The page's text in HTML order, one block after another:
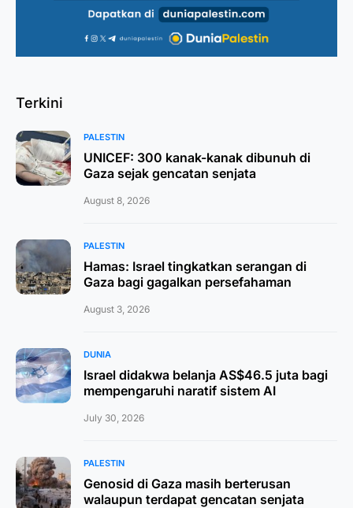
Terkini
PALESTIN
UNICEF: 300 kanak-kanak dibunuh di
Gaza sejak gencatan senjata
August 8, 2026
PALESTIN
Hamas: Israel tingkatkan serangan di
Gaza bagi gagalkan persefahaman
August 3, 2026
DUNIA
Israel didakwa belanja AS$46.5 juta bagi
mempengaruhi naratif sistem AI
July 30, 2026
PALESTIN
Genosid di Gaza masih berterusan
walaupun terdapat gencatan senjata